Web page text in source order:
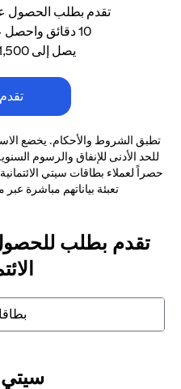
تقدم بطلب الحصول
10 دقائق واحصل على استرداد نقدي
يصل إلى 1,500 درهم إماراتي.
تطبق الشروط والأحكام. يخضع
للحد الأدنى للإنفاق والرسوم
حصراً لعملاء بطاقات سيتي الائتمانية
تعبئة بياناتهم مباشرة
تقدم بطلب
سيتي